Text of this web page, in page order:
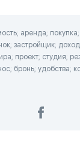
аренда;
застройщик;
проект; студия;
бронь; удобства;